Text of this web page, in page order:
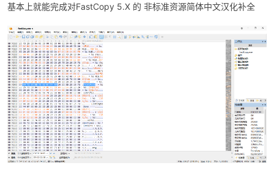
基本上就能完成对FastCopy 5.X 的 非标准资源简体中文汉化补全